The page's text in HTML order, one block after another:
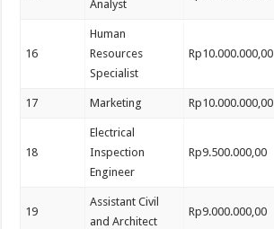
Analyst
16
Human
Resources
Specialist
Rp10.000.000,00
17 Marketing Rp10.000.000,00
18
Electrical
Inspection
Engineer
Rp9.500.000,00
19
Assistant Civil
and Architect
Rp9.000.000,00